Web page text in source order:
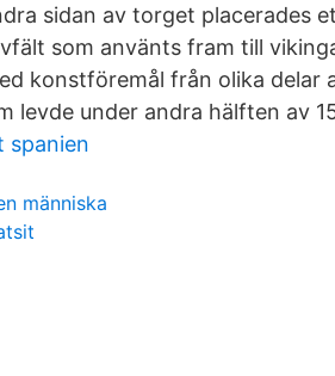
sidan av torget placerades
som använts fram till
konstföremål från olika delar
levde under andra hälften av
spanien
människa